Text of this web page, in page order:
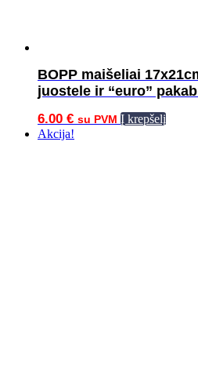
BOPP maišeliai
juostele ir “euro”
6.00 € su PVM Į krepšelį
Akcija!